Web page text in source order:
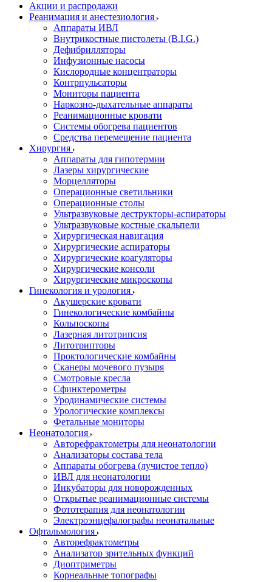
Акции и распродажи
Реанимация и анестезиология
Аппараты ИВЛ
Внутрикостные пистолеты (B.I.G.)
Дефибрилляторы
Инфузионные насосы
Кислородные концентраторы
Контрпульсаторы
Мониторы пациента
Наркозно-дыхательные аппараты
Реанимационные кровати
Системы обогрева пациентов
Средства перемещение пациента
Хирургия
Аппараты для гипотермии
Лазеры хирургические
Морцелляторы
Операционные светильники
Операционные столы
Ультразвуковые деструкторы-аспираторы
Ультразвуковые костные скальпели
Хирургическая навигация
Хирургические аспираторы
Хирургические коагуляторы
Хирургические консоли
Хирургические микроскопы
Гинекология и урология
Акушерские кровати
Гинекологические комбайны
Кольпоскопы
Лазерная литотрипсия
Литотрипторы
Проктологические комбайны
Сканеры мочевого пузыря
Смотровые кресла
Сфинктерометры
Уродинамические системы
Урологические комплексы
Фетальные мониторы
Неонатология
Авторефрактометры для неонатологии
Анализаторы состава тела
Аппараты обогрева (лучистое тепло)
ИВЛ для неонатологии
Инкубаторы для новорожденных
Открытые реанимационные системы
Фототерапия для неонатологии
Электроэнцефалографы неонатальные
Офтальмология
Авторефрактометры
Анализатор зрительных функций
Диоптриметры
Корнеальные топографы